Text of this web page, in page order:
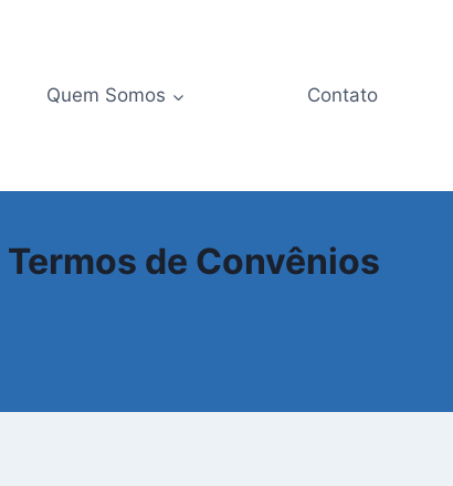
Quem Somos Contato
de Convênios